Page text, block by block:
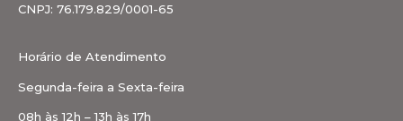
CNPJ: 76.179.829/0001-65
Horário de Atendimento
Segunda-feira a Sexta-feira
08h às 12h – 13h às 17h